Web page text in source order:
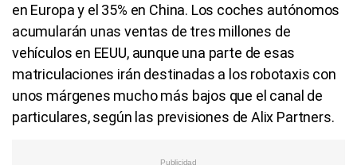
en Europa y el 35% en China. Los coches autónomos
acumularán unas ventas de tres millones de
vehículos en EEUU, aunque una parte de esas
matriculaciones irán destinadas a los robotaxis con
unos márgenes mucho más bajos que el canal de
particulares, según las previsiones de Alix Partners.